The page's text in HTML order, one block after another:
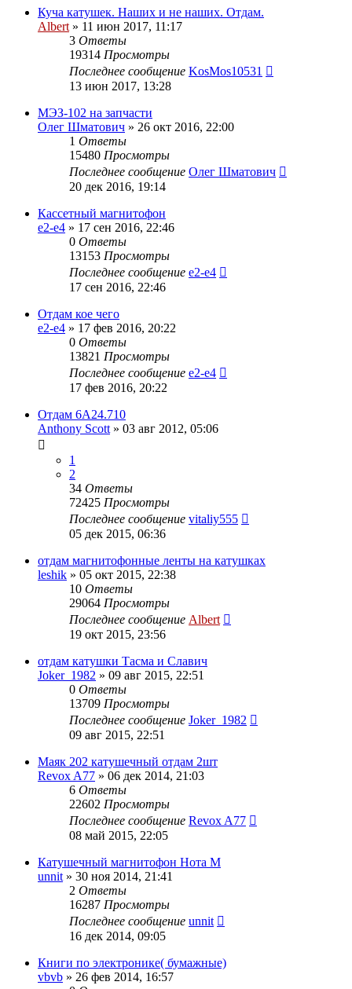
Куча катушек. Наших и не наших. Отдам.
Albert » 11 июн 2017, 11:17
3 Ответы
19314 Просмотры
Последнее сообщение KosMos10531
13 июн 2017, 13:28
МЭЗ-102 на запчасти
Олег Шматович » 26 окт 2016, 22:00
1 Ответы
15480 Просмотры
Последнее сообщение Олег Шматович
20 дек 2016, 19:14
Кассетный магнитофон
e2-e4 » 17 сен 2016, 22:46
0 Ответы
13153 Просмотры
Последнее сообщение e2-e4
17 сен 2016, 22:46
Отдам кое чего
e2-e4 » 17 фев 2016, 20:22
0 Ответы
13821 Просмотры
Последнее сообщение e2-e4
17 фев 2016, 20:22
Отдам 6А24.710
Anthony Scott » 03 авг 2012, 05:06
1
2
34 Ответы
72425 Просмотры
Последнее сообщение vitaliy555
05 дек 2015, 06:36
отдам магнитофонные ленты на катушках
leshik » 05 окт 2015, 22:38
10 Ответы
29064 Просмотры
Последнее сообщение Albert
19 окт 2015, 23:56
отдам катушки Тасма и Славич
Joker_1982 » 09 авг 2015, 22:51
0 Ответы
13709 Просмотры
Последнее сообщение Joker_1982
09 авг 2015, 22:51
Маяк 202 катушечный отдам 2шт
Revox A77 » 06 дек 2014, 21:03
6 Ответы
22602 Просмотры
Последнее сообщение Revox A77
08 май 2015, 22:05
Катушечный магнитофон Нота М
unnit » 30 ноя 2014, 21:41
2 Ответы
16287 Просмотры
Последнее сообщение unnit
16 дек 2014, 09:05
Книги по электронике( бумажные)
vbvb » 26 фев 2014, 16:57